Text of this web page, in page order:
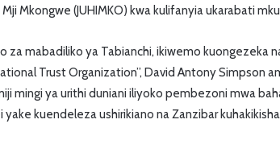
Mkongwe (JUHIMKO) kwa kulifanyia ukarabati
za mabadiliko ya Tabianchi, ikiwemo kuongezeka
Trust Organization”, David Antony Simpson
mingi ya urithi duniani iliyoko pembezoni mwa
yake kuendeleza ushirikiano na Zanzibar